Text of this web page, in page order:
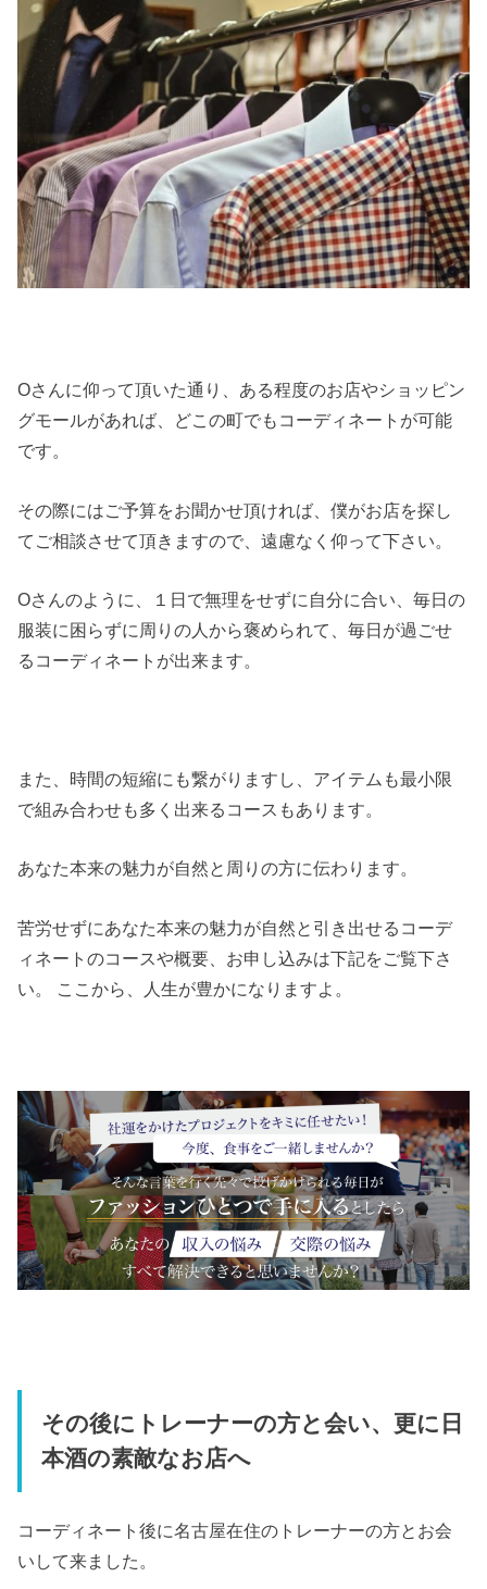
Oさんに仰って頂いた通り、ある程度のお店やショッピン
グモールがあれば、どこの町でもコーディネートが可能
です。
その際にはご予算をお聞かせ頂ければ、僕がお店を探し
てご相談させて頂きますので、遠慮なく仰って下さい。
Oさんのように、１日で無理をせずに自分に合い、毎日の
服装に困らずに周りの人から褒められて、毎日が過ごせ
るコーディネートが出来ます。
また、時間の短縮にも繋がりますし、アイテムも最小限
で組み合わせも多く出来るコースもあります。
あなた本来の魅力が自然と周りの方に伝わります。
苦労せずにあなた本来の魅力が自然と引き出せるコーデ
ィネートのコースや概要、お申し込みは下記をご覧下さ
い。 ここから、人生が豊かになりますよ。
その後にトレーナーの方と会い、更に日
本酒の素敵なお店へ
コーディネート後に名古屋在住のトレーナーの方とお会
いして来ました。